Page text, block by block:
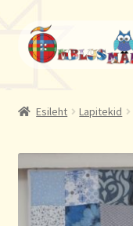
Liigu
navigeerimisele
Liigu
sisu
juurde
Aadressid
Esileht Lapitekid